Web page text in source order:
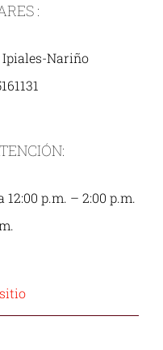
:
Ipiales-Nariño
p.m. – 2:00 p.m.